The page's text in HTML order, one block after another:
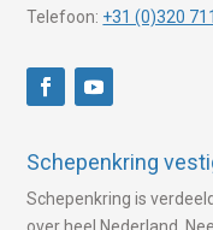
Telefoon: +31 (0)320
Schepenkring
Schepenkring is